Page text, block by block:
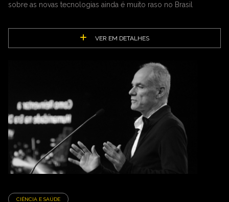
sobre as novas tecnologias ainda é muito raso no Brasil
VER EM DETALHES
CIÊNCIA E SAÚDE